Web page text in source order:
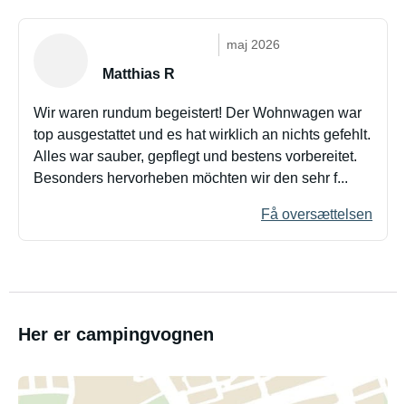
maj 2026
Matthias R
Wir waren rundum begeistert! Der Wohnwagen war
top ausgestattet und es hat wirklich an nichts gefehlt.
Alles war sauber, gepflegt und bestens vorbereitet.
Besonders hervorheben möchten wir den sehr f...
Få oversættelsen
Her er campingvognen